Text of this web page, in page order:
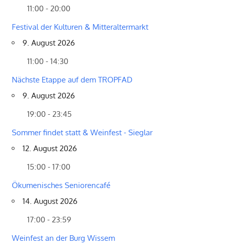
11:00 - 20:00
Festival der Kulturen & Mitteraltermarkt
9. August 2026
11:00 - 14:30
Nächste Etappe auf dem TROPFAD
9. August 2026
19:00 - 23:45
Sommer findet statt & Weinfest - Sieglar
12. August 2026
15:00 - 17:00
Ökumenisches Seniorencafé
14. August 2026
17:00 - 23:59
Weinfest an der Burg Wissem